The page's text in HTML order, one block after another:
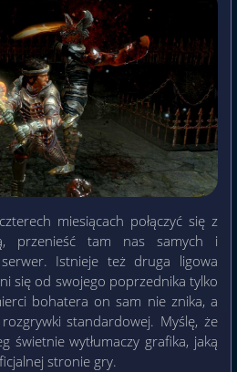
miesiącach połączyć się z
przenieść tam nas samych i
Istnieje też druga ligowa
się od swojego poprzednika tylko
bohatera on sam nie znika, a
standardowej. Myślę, że
świetnie wytłumaczy grafika, jaką
stronie gry.